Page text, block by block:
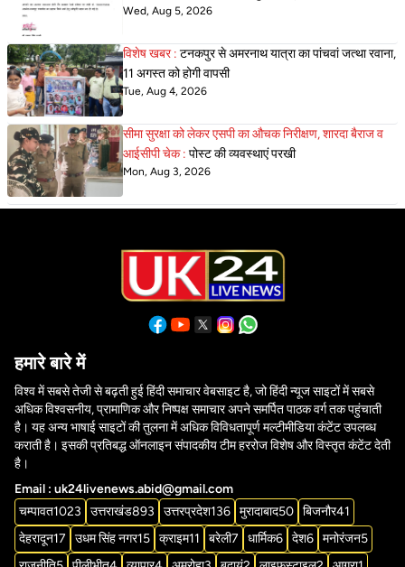
Wed, Aug 5, 2026
विशेष खबर : टनकपुर से अमरनाथ यात्रा का पांचवां जत्था रवाना,
11 अगस्त को होगी वापसी
Tue, Aug 4, 2026
सीमा सुरक्षा को लेकर एसपी का औचक निरीक्षण, शारदा बैराज व
आईसीपी चेक : पोस्ट की व्यवस्थाएं परखी
Mon, Aug 3, 2026
हमारे बारे में
विश्व में सबसे तेजी से बढ़ती हुई हिंदी समाचार वेबसाइट है, जो हिंदी न्यूज साइटों में सबसे
अधिक विश्वसनीय, प्रामाणिक और निष्पक्ष समाचार अपने समर्पित पाठक वर्ग तक पहुंचाती
है। यह अन्य भाषाई साइटों की तुलना में अधिक विविधतापूर्ण मल्टीमीडिया कंटेंट उपलब्ध
कराती है। इसकी प्रतिबद्ध ऑनलाइन संपादकीय टीम हररोज विशेष और विस्तृत कंटेंट देती
है।
Email : uk24livenews.abid@gmail.com
चम्पावत1023 उत्तराखंड893 उत्तरप्रदेश136 मुरादाबाद50 बिजनौर41
देहरादून17 उधम सिंह नगर15 क्राइम11 बरेली7 धार्मिक6 देश6 मनोरंजन5